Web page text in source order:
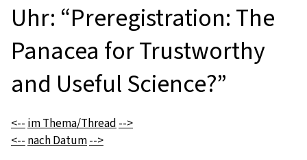
Uhr: “Preregistration: The
Panacea for Trustworthy
and Useful Science?”
<-- im Thema/Thread -->
<-- nach Datum-->